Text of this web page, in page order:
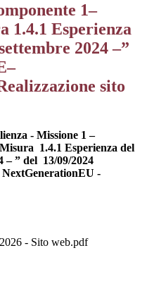
1–
1.4.1 Esperienza
2024 –”
sito
- Missione 1 –
1.4.1 Esperienza del
– ” del 13/09/2024
-
- Sito web.pdf